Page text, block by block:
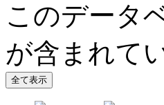
このデータ
が含まれて